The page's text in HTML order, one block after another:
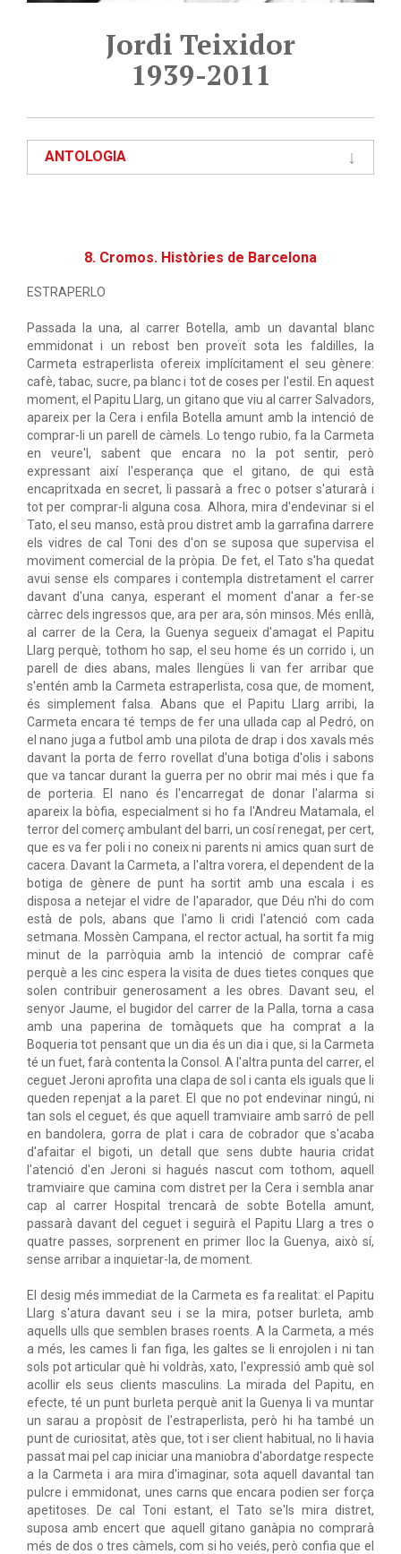
Jordi Teixidor
1939-2011
ANTOLOGIA
8. Cromos. Històries de Barcelona
ESTRAPERLO
Passada la una, al carrer Botella, amb un davantal blanc
emmidonat i un rebost ben proveït sota les faldilles, la
Carmeta estraperlista ofereix implícitament el seu gènere:
cafè, tabac, sucre, pa blanc i tot de coses per l'estil. En aquest
moment, el Papitu Llarg, un gitano que viu al carrer Salvadors,
apareix per la Cera i enfila Botella amunt amb la intenció de
comprar-li un parell de càmels. Lo tengo rubio, fa la Carmeta
en veure'l, sabent que encara no la pot sentir, però
expressant així l'esperança que el gitano, de qui està
encapritxada en secret, li passarà a frec o potser s'aturarà i
tot per comprar-li alguna cosa. Alhora, mira d'endevinar si el
Tato, el seu manso, està prou distret amb la garrafina darrere
els vidres de cal Toni des d'on se suposa que supervisa el
moviment comercial de la pròpia. De fet, el Tato s'ha quedat
avui sense els compares i contempla distretament el carrer
davant d'una canya, esperant el moment d'anar a fer-se
càrrec dels ingressos que, ara per ara, són minsos. Més enllà,
al carrer de la Cera, la Guenya segueix d'amagat el Papitu
Llarg perquè, tothom ho sap, el seu home és un corrido i, un
parell de dies abans, males llengües li van fer arribar que
s'entén amb la Carmeta estraperlista, cosa que, de moment,
és simplement falsa. Abans que el Papitu Llarg arribi, la
Carmeta encara té temps de fer una ullada cap al Pedró, on
el nano juga a futbol amb una pilota de drap i dos xavals més
davant la porta de ferro rovellat d'una botiga d'olis i sabons
que va tancar durant la guerra per no obrir mai més i que fa
de porteria. El nano és l'encarregat de donar l'alarma si
apareix la bòfia, especialment si ho fa l'Andreu Matamala, el
terror del comerç ambulant del barri, un cosí renegat, per cert,
que es va fer poli i no coneix ni parents ni amics quan surt de
cacera. Davant la Carmeta, a l'altra vorera, el dependent de la
botiga de gènere de punt ha sortit amb una escala i es
disposa a netejar el vidre de l'aparador, que Déu n'hi do com
està de pols, abans que l'amo li cridi l'atenció com cada
setmana. Mossèn Campana, el rector actual, ha sortit fa mig
minut de la parròquia amb la intenció de comprar cafè
perquè a les cinc espera la visita de dues tietes conques que
solen contribuir generosament a les obres. Davant seu, el
senyor Jaume, el bugidor del carrer de la Palla, torna a casa
amb una paperina de tomàquets que ha comprat a la
Boqueria tot pensant que un dia és un dia i que, si la Carmeta
té un fuet, farà contenta la Consol. A l'altra punta del carrer, el
ceguet Jeroni aprofita una clapa de sol i canta els iguals que li
queden repenjat a la paret. El que no pot endevinar ningú, ni
tan sols el ceguet, és que aquell tramviaire amb sarró de pell
en bandolera, gorra de plat i cara de cobrador que s'acaba
d'afaitar el bigoti, un detall que sens dubte hauria cridat
l'atenció d'en Jeroni si hagués nascut com tothom, aquell
tramviaire que camina com distret per la Cera i sembla anar
cap al carrer Hospital trencarà de sobte Botella amunt,
passarà davant del ceguet i seguirà el Papitu Llarg a tres o
quatre passes, sorprenent en primer lloc la Guenya, això sí,
sense arribar a inquietar-la, de moment.
El desig més immediat de la Carmeta es fa realitat: el Papitu
Llarg s'atura davant seu i se la mira, potser burleta, amb
aquells ulls que semblen brases roents. A la Carmeta, a més
a més, les cames li fan figa, les galtes se li enrojolen i ni tan
sols pot articular què hi voldràs, xato, l'expressió amb què sol
acollir els seus clients masculins. La mirada del Papitu, en
efecte, té un punt burleta perquè anit la Guenya li va muntar
un sarau a propòsit de l'estraperlista, però hi ha també un
punt de curiositat, atès que, tot i ser client habitual, no li havia
passat mai pel cap iniciar una maniobra d'abordatge respecte
a la Carmeta i ara mira d'imaginar, sota aquell davantal tan
pulcre i emmidonat, unes carns que encara podien ser força
apetitoses. De cal Toni estant, el Tato se'ls mira distret,
suposa amb encert que aquell gitano ganàpia no comprarà
més de dos o tres càmels, com si ho veiés, però confia que el